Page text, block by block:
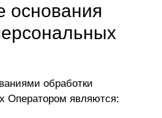
основания
обработки
Оператором являются: